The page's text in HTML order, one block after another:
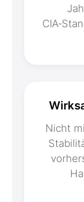
Nicht